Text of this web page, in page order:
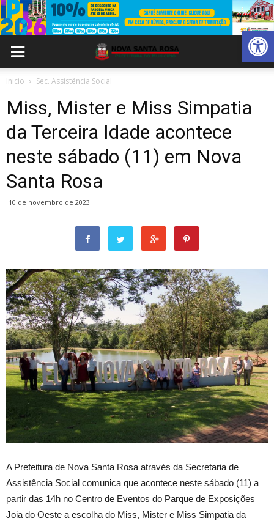
Abrir
Inicio Sec. Assistência Social
Miss, Mister e Miss Simpatia
da Terceira Idade acontece
neste sábado (11) em Nova
Santa Rosa
10 de novembro de 2023
A Prefeitura de Nova Santa Rosa através da Secretaria de
Assistência Social comunica que acontece neste sábado (11) a
partir das 14h no Centro de Eventos do Parque de Exposições
Joia do Oeste a escolha do Miss, Mister e Miss Simpatia da